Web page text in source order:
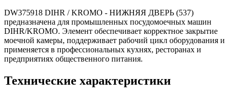
DW375918 DIHR / KROMO - НИЖНЯЯ ДВЕРЬ (537)
предназначена для промышленных посудомоечных машин
DIHR/KROMO. Элемент обеспечивает корректное закрытие
моечной камеры, поддерживает рабочий цикл оборудования и
применяется в профессиональных кухнях, ресторанах и
предприятиях общественного питания.
Технические характеристики